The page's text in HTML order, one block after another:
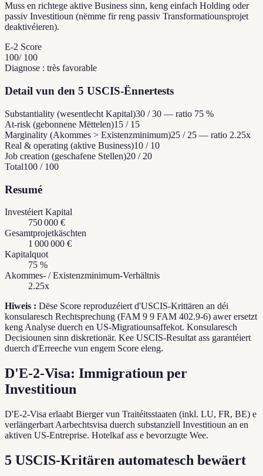
Muss en richtege aktive Business sinn, keng einfach Holding oder
passiv Investitioun (nëmme fir reng passiv Transformatiounsprojet
deaktivéieren).
E-2 Score
100/ 100
Diagnose : très favorable
Detail vun den 5 USCIS-Ënnertests
Substantiality (wesentlecht Kapital)30 / 30 — ratio 75 %
At-risk (gebonnene Mëttelen)15 / 15
Marginality (Akommes > Existenzminimum)25 / 25 — ratio 2.25x
Real & operating (aktive Business)10 / 10
Job creation (geschafene Stellen)20 / 20
Total100 / 100
Resumé
Investéiert Kapital
750 000 €
Gesamtprojetkäschten
1 000 000 €
Kapitalquot
75 %
Akommes- / Existenzminimum-Verhältnis
2.25x
Hiweis : Dëse Score reproduzéiert d'USCIS-Krittären an déi
konsularesch Rechtsprechung (FAM 9 9 FAM 402.9-6) awer ersetzt
keng Analyse duerch en US-Migratiounsaffekot. Konsularesch
Decisiounen sinn diskretionär. Kee USCIS-Resultat ass garantéiert
duerch d'Erreeche vun engem Score eleng.
D'E-2-Visa: Immigratioun per
Investitioun
D'E-2-Visa erlaabt Bierger vun Traitéitsstaaten (inkl. LU, FR, BE) e
verlängerbart Aarbechtsvisa duerch substanziell Investitioun an en
aktiven US-Entreprise. Hotelkaf ass e bevorzugte Wee.
5 USCIS-Kritären automatesch bewäert